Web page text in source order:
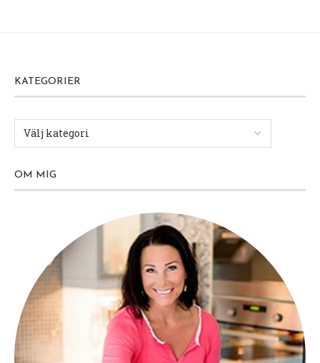
KATEGORIER
OM MIG